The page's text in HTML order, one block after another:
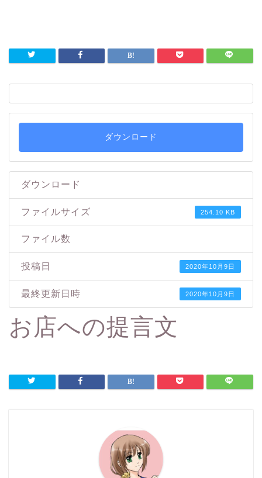
ダウンロード
ダウンロード
ファイルサイズ 254.10 KB
ファイル数
投稿日 2020年10月9日
最終更新日時 2020年10月9日
お店への提言文